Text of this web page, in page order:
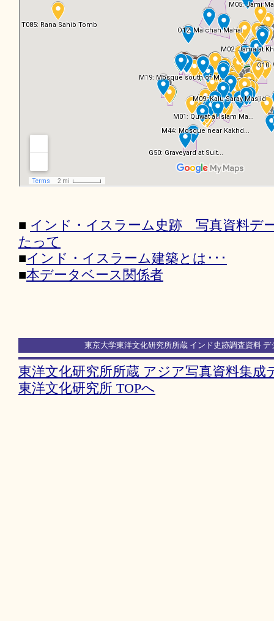
■ インド・イスラーム史跡 写真資料デ
たって
■インド・イスラーム建築とは･･･
■本データベース関係者
東京大学東洋文化研究所所蔵 インド史跡調査資料 デ
東洋文化研究所所蔵 アジア写真資料集成
東洋文化研究所 TOPへ